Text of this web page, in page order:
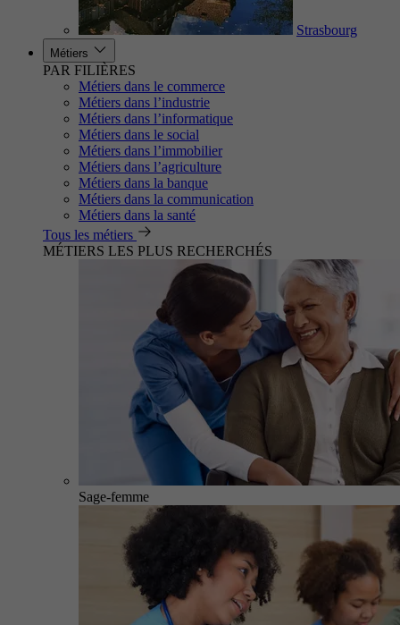
Strasbourg
Métiers
PAR FILIÈRES
Métiers dans le commerce
Métiers dans l’industrie
Métiers dans l’informatique
Métiers dans le social
Métiers dans l’immobilier
Métiers dans l’agriculture
Métiers dans la banque
Métiers dans la communication
Métiers dans la santé
Tous les métiers
MÉTIERS LES PLUS RECHERCHÉS
Sage-femme